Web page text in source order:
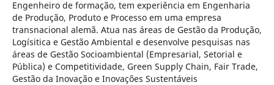
Engenheiro de formação, tem experiência em Engenharia
de Produção, Produto e Processo em uma empresa
transnacional alemã. Atua nas áreas de Gestão da Produção,
Logísitica e Gestão Ambiental e desenvolve pesquisas nas
áreas de Gestão Socioambiental (Empresarial, Setorial e
Pública) e Competitividade, Green Supply Chain, Fair Trade,
Gestão da Inovação e Inovações Sustentáveis